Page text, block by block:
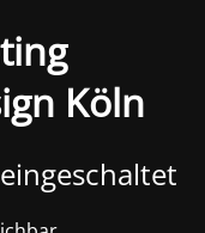
Köln